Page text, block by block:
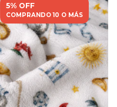
5% OFF
COMPRANDO 10 O MÁS